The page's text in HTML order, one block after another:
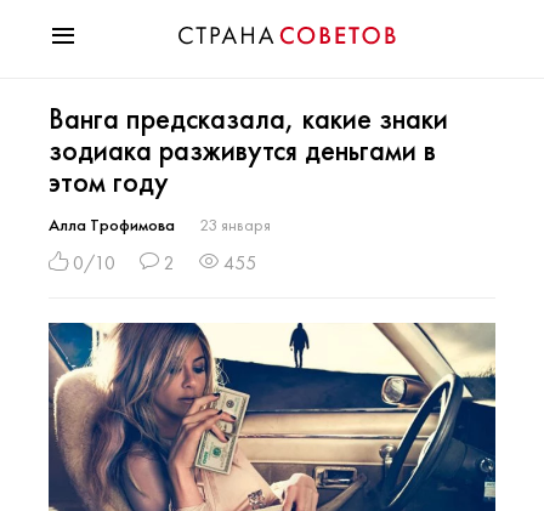
Мода
Звезды
Гороскопы
Здоровье
Психология
Разное
Праздники
Ванга предсказала, какие знаки
зодиака разживутся деньгами в
этом году
Алла Трофимова 23 января
0/10 2 455